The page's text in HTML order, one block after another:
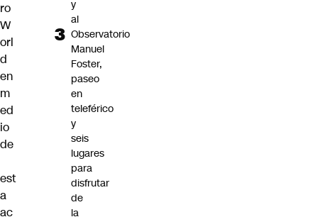
ro
W
orl
d
en
m
ed
io
de
est
a
ac
y
al
Observatorio
Manuel
Foster,
paseo
en
teleférico
y
seis
lugares
para
disfrutar
de
la